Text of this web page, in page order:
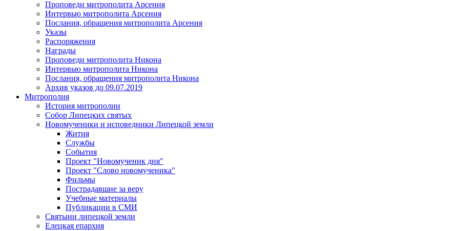
Проповеди митрополита Арсения
Интервью митрополита Арсения
Послания, обращения митрополита Арсения
Указы
Распоряжения
Награды
Проповеди митрополита Никона
Интервью митрополита Никона
Послания, обращения митрополита Никона
Архив указов до 09.07.2019
Митрополия
История митрополии
Собор Липецких святых
Новомученики и исповедники Липецкой земли
Жития
Службы
События
Проект "Новомученик дня"
Проект "Слово новомученика"
Фильмы
Пострадавшие за веру
Учебные материалы
Публикации в СМИ
Святыни липецкой земли
Елецкая епархия